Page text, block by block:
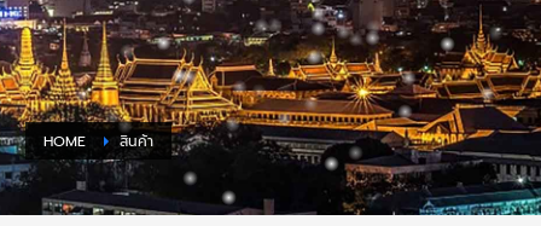
HOME สินค้า